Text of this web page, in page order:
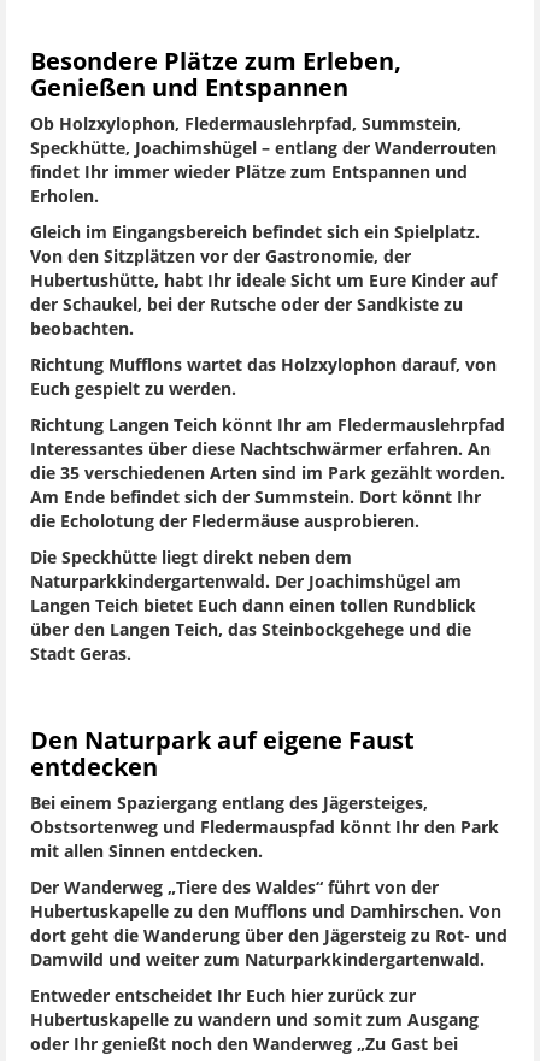
Besondere Plätze zum Erleben,
Genießen und Entspannen
Ob Holzxylophon, Fledermauslehrpfad, Summstein,
Speckhütte, Joachimshügel – entlang der Wanderrouten
findet Ihr immer wieder Plätze zum Entspannen und
Erholen.
Gleich im Eingangsbereich befindet sich ein Spielplatz.
Von den Sitzplätzen vor der Gastronomie, der
Hubertushütte, habt Ihr ideale Sicht um Eure Kinder auf
der Schaukel, bei der Rutsche oder der Sandkiste zu
beobachten.
Richtung Mufflons wartet das Holzxylophon darauf, von
Euch gespielt zu werden.
Richtung Langen Teich könnt Ihr am Fledermauslehrpfad
Interessantes über diese Nachtschwärmer erfahren. An
die 35 verschiedenen Arten sind im Park gezählt worden.
Am Ende befindet sich der Summstein. Dort könnt Ihr
die Echolotung der Fledermäuse ausprobieren.
Die Speckhütte liegt direkt neben dem
Naturparkkindergartenwald. Der Joachimshügel am
Langen Teich bietet Euch dann einen tollen Rundblick
über den Langen Teich, das Steinbockgehege und die
Stadt Geras.
Den Naturpark auf eigene Faust
entdecken
Bei einem Spaziergang entlang des Jägersteiges,
Obstsortenweg und Fledermauspfad könnt Ihr den Park
mit allen Sinnen entdecken.
Der Wanderweg „Tiere des Waldes“ führt von der
Hubertuskapelle zu den Mufflons und Damhirschen. Von
dort geht die Wanderung über den Jägersteig zu Rot- und
Damwild und weiter zum Naturparkkindergartenwald.
Entweder entscheidet Ihr Euch hier zurück zur
Hubertuskapelle zu wandern und somit zum Ausgang
oder Ihr genießt noch den Wanderweg „Zu Gast bei